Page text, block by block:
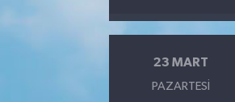
23 MART
PAZARTESI